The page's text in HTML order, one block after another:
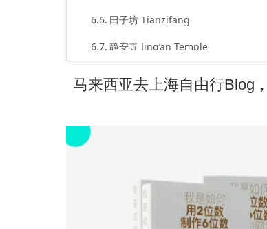
田子坊 Tianzifang
静安寺 Jing’an Temple
马来西亚去上海自由行Blog